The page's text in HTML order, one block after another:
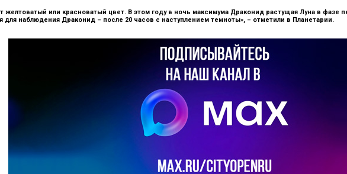
или красноватый цвет. В этом году в ночь максимума Драконид растущая Луна в фазе
наблюдения Драконид – после 20 часов с наступлением темноты», – отметили в Планетарии.